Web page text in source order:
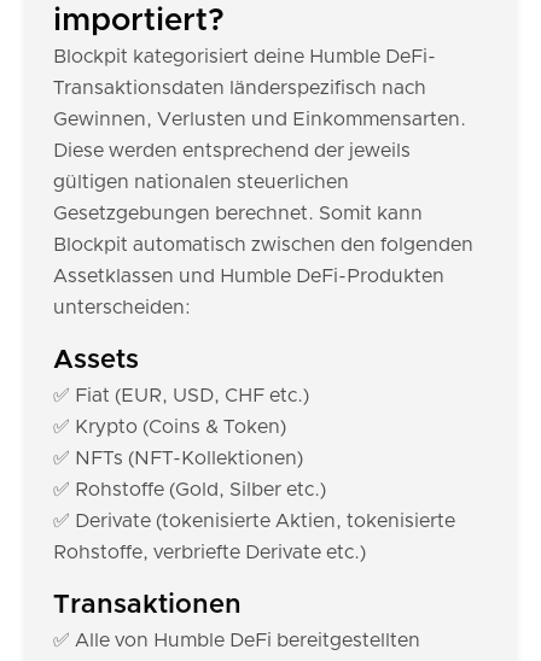
importiert?
Blockpit kategorisiert deine Humble DeFi-
Transaktionsdaten länderspezifisch nach
Gewinnen, Verlusten und Einkommensarten.
Diese werden entsprechend der jeweils
gültigen nationalen steuerlichen
Gesetzgebungen berechnet. Somit kann
Blockpit automatisch zwischen den folgenden
Assetklassen und Humble DeFi-Produkten
unterscheiden:
Assets
✅ Fiat (EUR, USD, CHF etc.)
✅ Krypto (Coins & Token)
✅ NFTs (NFT-Kollektionen)
✅ Rohstoffe (Gold, Silber etc.)
✅ Derivate (tokenisierte Aktien, tokenisierte
Rohstoffe, verbriefte Derivate etc.)
Transaktionen
✅ Alle von Humble DeFi bereitgestellten